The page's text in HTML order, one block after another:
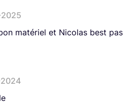
matériel et Nicolas best pas